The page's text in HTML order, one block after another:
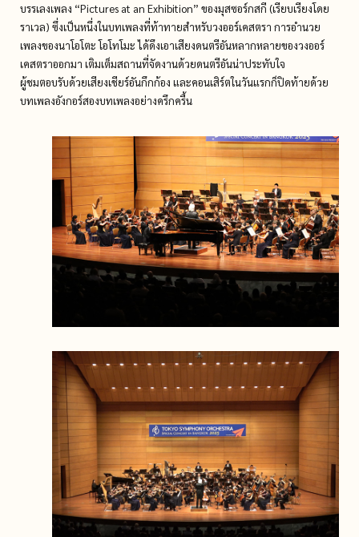
บรรเลงเพลง “Pictures at an Exhibition” ของมุสซอร์กสกี (เรียบเรียงโดย
ราเวล) ซึ่งเป็นหนึ่งในบทเพลงที่ท้าทายสำหรับวงออร์เคสตรา การอำนวย
เพลงของนาโอโตะ โอโทโมะ ได้ดึงเอาเสียงดนตรีอันหลากหลายของวงออร์
เคสตราออกมา เติมเต็มสถานที่จัดงานด้วยดนตรีอันน่าประทับใจ
ผู้ชมตอบรับด้วยเสียงเชียร์อันกึกก้อง และคอนเสิร์ตในวันแรกก็ปิดท้ายด้วย
บทเพลงอังกอร์สองบทเพลงอย่างครึกครื้น